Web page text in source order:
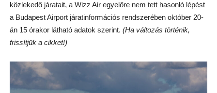
közlekedő járatait, a Wizz Air egyelőre nem tett hasonló lépést
a Budapest Airport járatinformációs rendszerében október 20-
án 15 órakor látható adatok szerint. (Ha változás történik,
frissítjük a cikket!)